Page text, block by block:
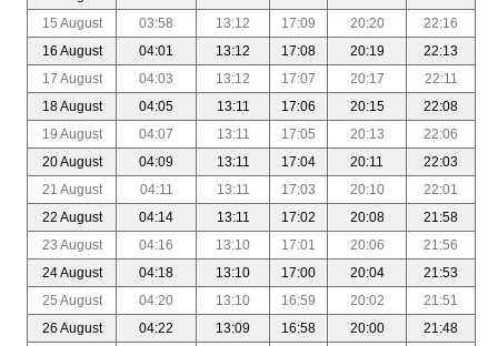
15 August
03:58 13:12 17:09 20:20
22:16
16 August
04:01 13:12 17:08 20:19
22:13
17 August
04:03 13:12 17:07 20:17
22:11
18 August
04:05 13:11 17:06 20:15
22:08
19 August
04:07 13:11 17:05 20:13
22:06
20 August
04:09 13:11 17:04 20:11
22:03
21 August
04:11 13:11 17:03 20:10
22:01
22 August
04:14 13:11 17:02 20:08
21:58
23 August
04:16 13:10 17:01 20:06
21:56
24 August
04:18 13:10 17:00 20:04
21:53
25 August
04:20 13:10 16:59 20:02
21:51
26 August
04:22 13:09 16:58 20:00
21:48